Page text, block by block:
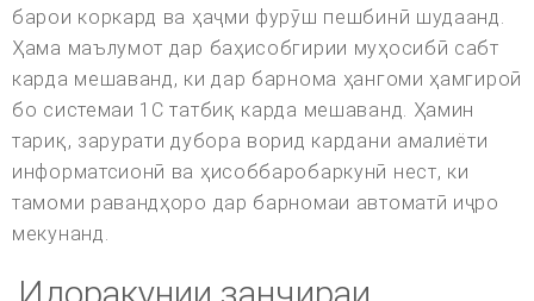
барои коркард ва ҳаҷми фурӯш пешбинӣ шудаанд.
Ҳама маълумот дар баҳисобгирии муҳосибӣ сабт
карда мешаванд, ки дар барнома ҳангоми ҳамгироӣ
бо системаи 1С татбиқ карда мешаванд. Ҳамин
тариқ, зарурати дубора ворид кардани амалиёти
информатсионӣ ва ҳисоббаробаркунӣ нест, ки
тамоми равандҳоро дар барномаи автоматӣ иҷро
мекунанд.